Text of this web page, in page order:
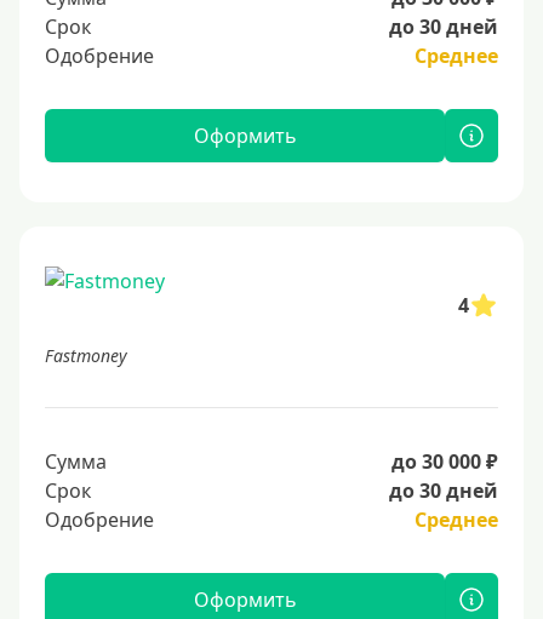
Срок
до 30 дней
Одобрение
Среднее
Оформить
4
Fastmoney
Сумма
до 30 000 ₽
Срок
до 30 дней
Одобрение
Среднее
Оформить